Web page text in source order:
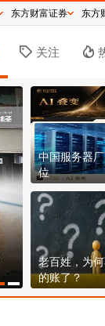
关注
150.8元！
不贵？
中国服务器
位
老百姓，为
的账了？
东方财富证券 东方